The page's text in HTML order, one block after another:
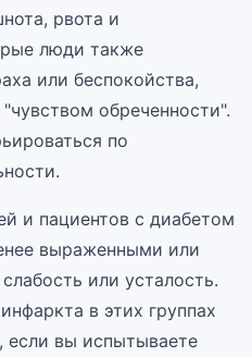
рвота и
люди также
или беспокойства,
обреченности".
по
и пациентов с диабетом
выраженными или
или усталость.
в этих группах
если вы испытываете